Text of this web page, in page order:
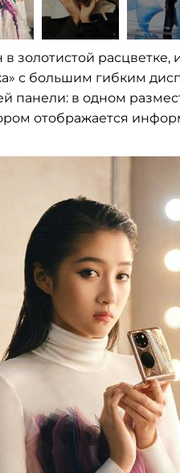
в золотистой расцветке,
» с большим гибким
панели: в одном
отображается